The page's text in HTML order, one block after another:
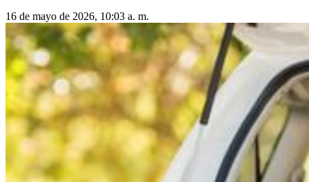
16 de mayo de 2026, 10:03 a. m.